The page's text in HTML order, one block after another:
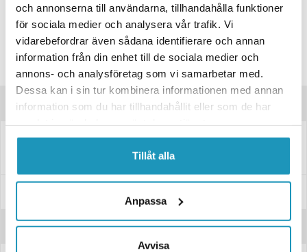
och annonserna till användarna, tillhandahålla funktioner
för sociala medier och analysera vår trafik. Vi
vidarebefordrar även sådana identifierare och annan
information från din enhet till de sociala medier och
annons- och analysföretag som vi samarbetar med.
Dessa kan i sin tur kombinera informationen med annan
information som du har tillhandahållit eller som de har
Tillåt alla
Anpassa
Avvisa
Leverans- & Returinformation
Spara produkt
Frågor om produkten?
Produktinformation
Rostfri kulbult Ø13 mm, längd 27 mm, gänga M8
Recensioner